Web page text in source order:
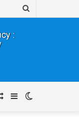
Sidebar
Random